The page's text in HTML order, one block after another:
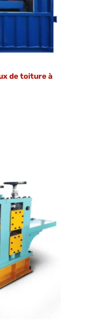
de toiture à